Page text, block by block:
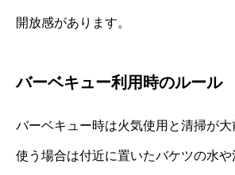
開放感があります。
バーベキュー利用時のルール
バーベキュー時は火気使用と清掃が
使う場合は付近に置いたバケツの水や